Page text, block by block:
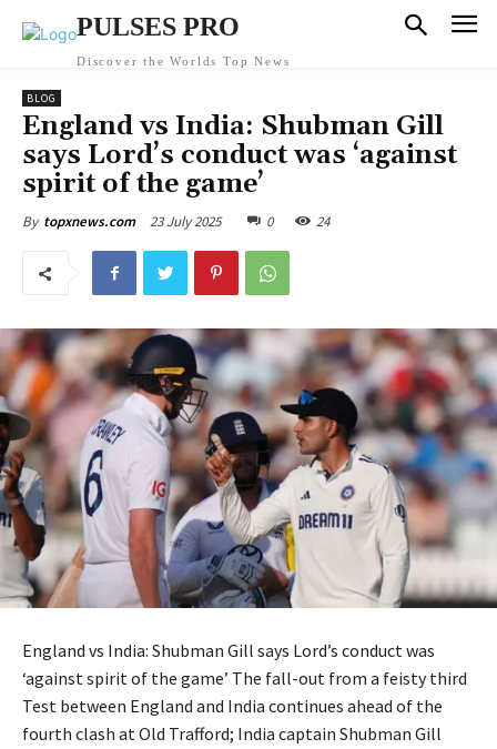
PULSES PRO
Discover the Worlds Top News
BLOG
England vs India: Shubman Gill
says Lord’s conduct was ‘against
spirit of the game’
By topxnews.com 23 July 2025 0 24
England vs India: Shubman Gill says Lord’s conduct was
‘against spirit of the game’ The fall-out from a feisty third
Test between England and India continues ahead of the
fourth clash at Old Trafford; India captain Shubman Gill